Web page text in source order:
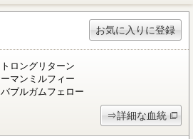
お気に入りに登録
ロングリターン
マンミルフィー
ブルガムフェロー
⇒詳細な血統